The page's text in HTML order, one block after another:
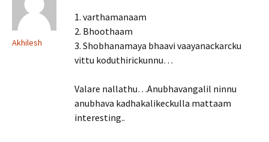
Akhilesh
1. varthamanaam
2. Bhoothaam
3. Shobhanamaya bhaavi vaayanackarcku
vittu koduthirickunnu…
Valare nallathu…Anubhavangalil ninnu
anubhava kadhakalikeckulla mattaam
interesting..